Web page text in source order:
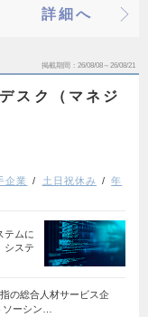
詳細へ
掲載期間 26/08/08～26/08/21
スク（マネジ
企業 土日祝休み
年
テムに
システ
の総合人材サービス企
ーシン…